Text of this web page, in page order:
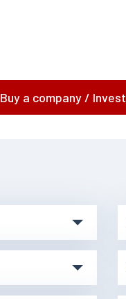
Buy a company / Invest